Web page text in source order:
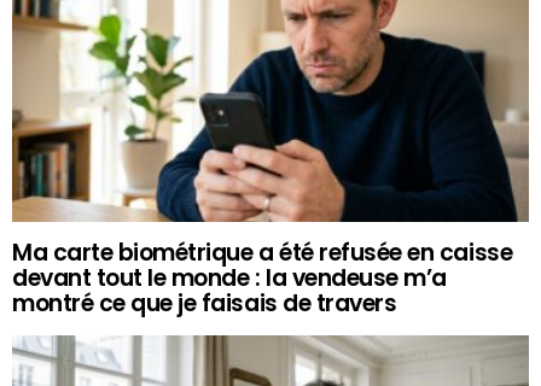
Ma carte biométrique a été refusée en caisse
devant tout le monde : la vendeuse m’a
montré ce que je faisais de travers